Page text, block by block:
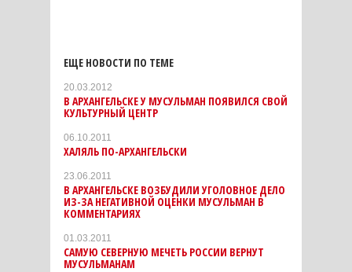
ЕЩЕ НОВОСТИ ПО ТЕМЕ
20.03.2012
В АРХАНГЕЛЬСКЕ У МУСУЛЬМАН ПОЯВИЛСЯ СВОЙ
КУЛЬТУРНЫЙ ЦЕНТР
06.10.2011
ХАЛЯЛЬ ПО-АРХАНГЕЛЬСКИ
23.06.2011
В АРХАНГЕЛЬСКЕ ВОЗБУДИЛИ УГОЛОВНОЕ ДЕЛО
ИЗ-ЗА НЕГАТИВНОЙ ОЦЕНКИ МУСУЛЬМАН В
КОММЕНТАРИЯХ
01.03.2011
САМУЮ СЕВЕРНУЮ МЕЧЕТЬ РОССИИ ВЕРНУТ
МУСУЛЬМАНАМ